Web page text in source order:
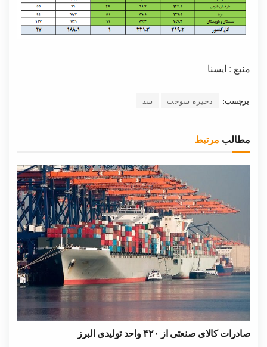
منبع : ایسنا
برچسب: ذخیره سوخت سد
مطالب مرتبط
صادرات کالای صنعتی از ۴۲۰ واحد تولیدی البرز